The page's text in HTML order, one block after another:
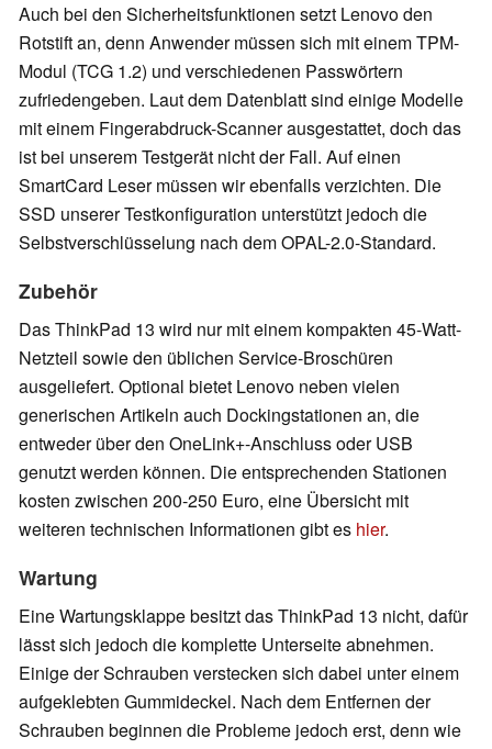
Auch bei den Sicherheitsfunktionen setzt Lenovo den
Rotstift an, denn Anwender müssen sich mit einem TPM-
Modul (TCG 1.2) und verschiedenen Passwörtern
zufriedengeben. Laut dem Datenblatt sind einige Modelle
mit einem Fingerabdruck-Scanner ausgestattet, doch das
ist bei unserem Testgerät nicht der Fall. Auf einen
SmartCard Leser müssen wir ebenfalls verzichten. Die
SSD unserer Testkonfiguration unterstützt jedoch die
Selbstverschlüsselung nach dem OPAL-2.0-Standard.
Zubehör
Das ThinkPad 13 wird nur mit einem kompakten 45-Watt-
Netzteil sowie den üblichen Service-Broschüren
ausgeliefert. Optional bietet Lenovo neben vielen
generischen Artikeln auch Dockingstationen an, die
entweder über den OneLink+-Anschluss oder USB
genutzt werden können. Die entsprechenden Stationen
kosten zwischen 200-250 Euro, eine Übersicht mit
weiteren technischen Informationen gibt es hier.
Wartung
Eine Wartungsklappe besitzt das ThinkPad 13 nicht, dafür
lässt sich jedoch die komplette Unterseite abnehmen.
Einige der Schrauben verstecken sich dabei unter einem
aufgeklebten Gummideckel. Nach dem Entfernen der
Schrauben beginnen die Probleme jedoch erst, denn wie